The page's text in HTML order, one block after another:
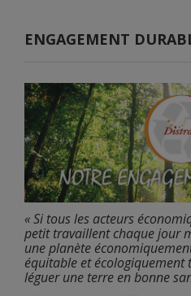
ENGAGEMENT
« Si tous les acteurs
petit travaillent chaque jour
une planète
équitable et
léguer une terre en bonne